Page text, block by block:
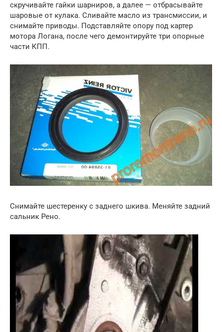
скручивайте гайки шарниров, а далее — отбрасывайте
шаровые от кулака. Сливайте масло из трансмиссии, и
снимайте приводы. Подставляйте опору под картер
мотора Логана, после чего демонтируйте три опорные
части КПП.
Снимайте шестеренку с заднего шкива. Меняйте задний
сальник Рено.